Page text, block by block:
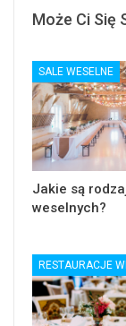
Może Ci Się
SALE WESELNE
Jakie są
weselnych?